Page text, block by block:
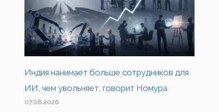
Индия нанимает больше сотрудников для
ИИ, чем увольняет, говорит Номура
07.08.2026